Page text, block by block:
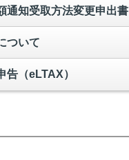
通知受取方法変更申出書
ついて
告（eLTAX）